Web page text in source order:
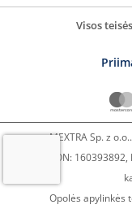
Visos
MEXTRA Sp. z
REGON:
Opolės apylinkės